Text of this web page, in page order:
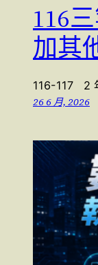
116
加其
116-117 2
26 6 月, 2026